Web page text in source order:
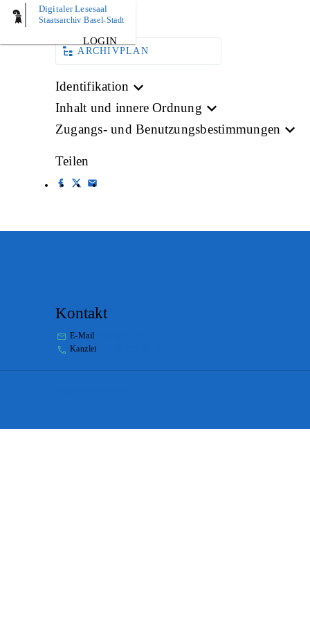
Digitaler Lesesaal
Staatsarchiv Basel-Stadt
LOGIN
BILD
ARCHIVPLAN
Identifikation
Inhalt und innere Ordnung
Zugangs- und Benutzungsbestimmungen
Teilen
Kontakt
E-Mail
Kanzlei